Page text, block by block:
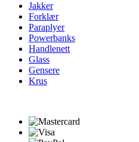
Jakker
Forklær
Paraplyer
Powerbanks
Handlenett
Glass
Gensere
Krus